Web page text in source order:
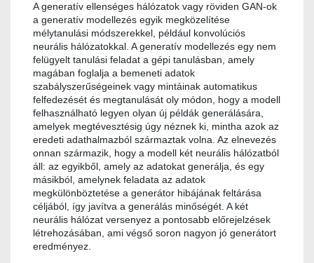
A generatív ellenséges hálózatok vagy röviden GAN-ok
a generatív modellezés egyik megközelítése
mélytanulási módszerekkel, például konvolúciós
neurális hálózatokkal. A generatív modellezés egy nem
felügyelt tanulási feladat a gépi tanulásban, amely
magában foglalja a bemeneti adatok
szabályszerűségeinek vagy mintáinak automatikus
felfedezését és megtanulását oly módon, hogy a modell
felhasználható legyen olyan új példák generálására,
amelyek megtévesztésig úgy néznek ki, mintha azok az
eredeti adathalmazból származtak volna. Az elnevezés
onnan származik, hogy a modell két neurális hálózatból
áll: az egyikből, amely az adatokat generálja, és egy
másikból, amelynek feladata az adatok
megkülönböztetése a generátor hibájának feltárása
céljából, így javítva a generálás minőségét. A két
neurális hálózat versenyez a pontosabb előrejelzések
létrehozásában, ami végső soron nagyon jó generátort
eredményez.